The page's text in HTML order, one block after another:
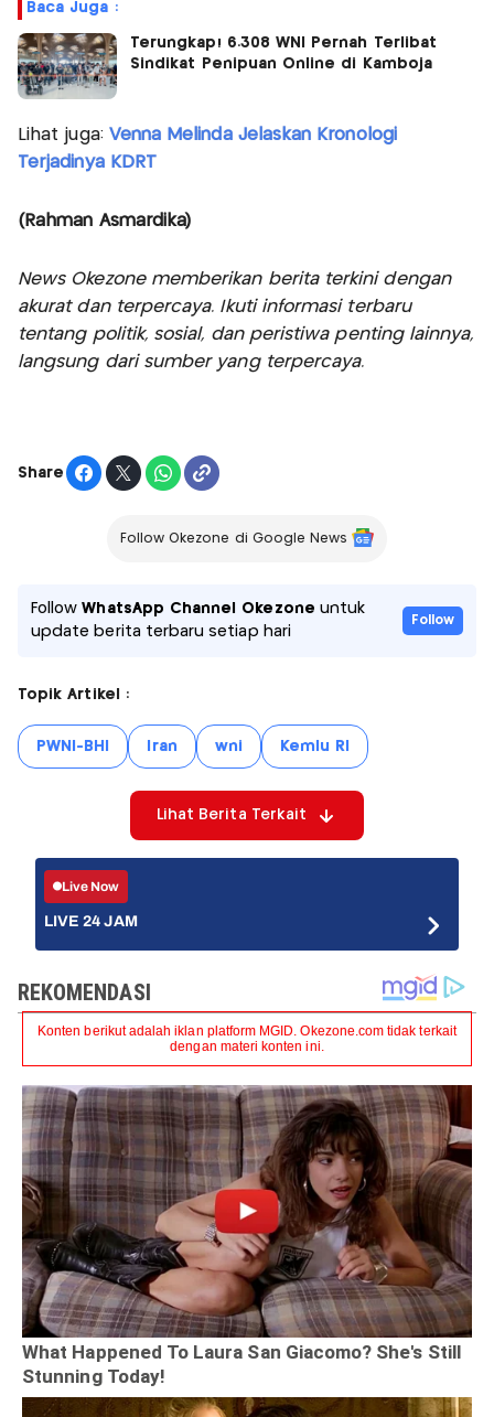
Baca Juga :
Terungkap! 6.308 WNI Pernah Terlibat
Sindikat Penipuan Online di Kamboja
Lihat juga: Venna Melinda Jelaskan Kronologi
Terjadinya KDRT
(Rahman Asmardika)
News Okezone memberikan berita terkini dengan
akurat dan terpercaya. Ikuti informasi terbaru
tentang politik, sosial, dan peristiwa penting lainnya,
langsung dari sumber yang terpercaya.
Share
Follow Okezone di Google News
FollowWhatsApp Channel Okezone untuk
update berita terbaru setiap hari
Follow
Topik Artikel :
PWNI-BHI Iran wni Kemlu RI
Lihat Berita Terkait
Live Now
LIVE 24 JAM